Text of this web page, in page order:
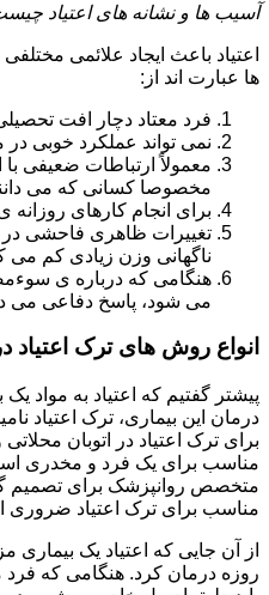
آسیب ها و نشانه های اعتیاد
اعتیاد باعث ایجاد علائمی
ها عبارت اند از:
فرد معتاد دچار افت
نمی تواند عملکرد خوبی
معمولاً ارتباطات ضعیفی با
مخصوصا کسانی که می
برای انجام کارهای روزانه
تغییرات ظاهری فاحشی در
ناگهانی وزن زیادی کم می
هنگامی که درباره ی
می شود، پاسخ دفاعی می
انواع روش های ترک اعتیاد
پیشتر گفتیم که اعتیاد به مواد
درمان این بیماری، ترک اعتیاد
برای ترک اعتیاد در اتوبان
مناسب برای یک فرد و مخدری
متخصص روانپزشک برای تصمیم
مناسب برای ترک اعتیاد
از آن جایی که اعتیاد یک
روزه درمان کرد. هنگامی که فرد